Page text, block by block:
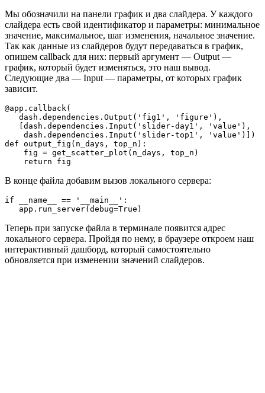
Мы обозначили на панели график и два слайдера. У каждого
слайдера есть свой идентификатор и параметры: минимальное
значение, максимальное, шаг изменения, начальное значение.
Так как данные из слайдеров будут передаваться в график,
опишем callback для них: первый аргумент — Output —
график, который будет изменяться, это наш вывод.
Следующие два — Input — параметры, от которых график
зависит.
@app.callback(
   dash.dependencies.Output('fig1', 'figure'),
   [dash.dependencies.Input('slider-day1', 'value'),
    dash.dependencies.Input('slider-top1', 'value')])
def output_fig(n_days, top_n):
    fig = get_scatter_plot(n_days, top_n)
    return fig
В конце файла добавим вызов локального сервера:
if __name__ == '__main__':
   app.run_server(debug=True)
Теперь при запуске файла в терминале появится адрес
локального сервера. Пройдя по нему, в браузере откроем наш
интерактивный дашборд, который самостоятельно
обновляется при изменении значений слайдеров.